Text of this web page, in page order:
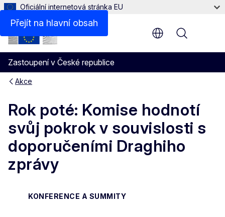
Přejít na hlavní obsah
Oficiální internetová stránka EU
Zastoupení v České republice
Menu
Akce
Rok poté: Komise hodnotí
svůj pokrok v souvislosti s
doporučeními Draghiho
zprávy
KONFERENCE A SUMMITY